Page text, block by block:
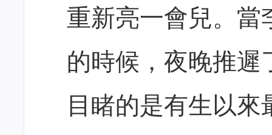
重新亮一會兒。當
的時候，夜晚推遲
目睹的是有生以